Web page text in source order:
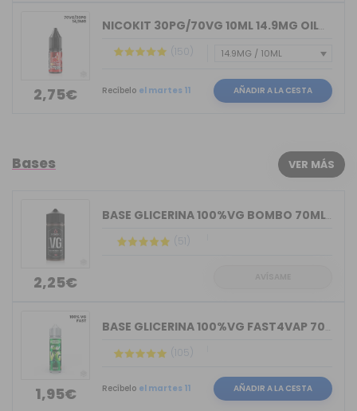
2,75€
NICOKIT 30PG/70VG 10ML 14.9MG OIL4VAP
(150)
Recíbelo el martes 11 AÑADIR A LA CESTA
Bases VER MÁS
2,25€
BASE GLICERINA 100%VG BOMBO 70ML (BOT...
(51)
1,95€
BASE GLICERINA 100%VG FAST4VAP 70ML O...
(105)
Recíbelo el martes 11 AÑADIR A LA CESTA